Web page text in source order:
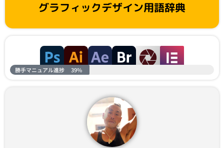
グラフィックデザイン用語辞典
勝手マニュアル進捗 39%